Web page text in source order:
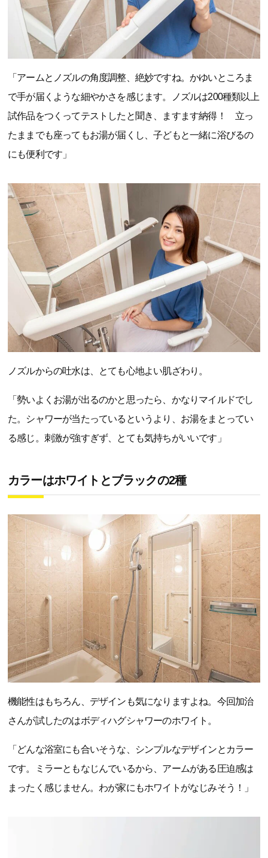
「アームとノズルの角度調整、絶妙ですね。かゆいところま
で手が届くような細やかさを感じます。ノズルは200種類以上
試作品をつくってテストしたと聞き、ますます納得！ 立っ
たままでも座ってもお湯が届くし、子どもと一緒に浴びるの
にも便利です」
ノズルからの吐水は、とても心地よい肌ざわり。
「勢いよくお湯が出るのかと思ったら、かなりマイルドでし
た。シャワーが当たっているというより、お湯をまとってい
る感じ。刺激が強すぎず、とても気持ちがいいです」
カラーはホワイトとブラックの2種
機能性はもちろん、デザインも気になりますよね。今回加治
さんが試したのはボディハグシャワーのホワイト。
「どんな浴室にも合いそうな、シンプルなデザインとカラー
です。ミラーともなじんでいるから、アームがある圧迫感は
まったく感じません。わが家にもホワイトがなじみそう！」